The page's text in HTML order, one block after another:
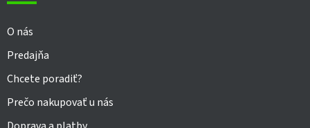
O nás
Predajňa
Chcete poradiť?
Prečo nakupovať u nás